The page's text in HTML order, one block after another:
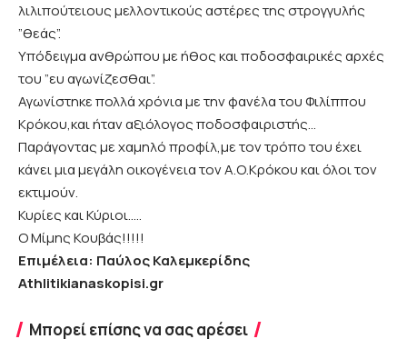
λιλιπούτειους μελλοντικούς αστέρες της στρογγυλής
”θεάς”.
Υπόδειγμα ανθρώπου με ήθος και ποδοσφαιρικές αρχές
του ”ευ αγωνίζεσθαι”.
Αγωνίστηκε πολλά χρόνια με την φανέλα του Φιλίππου
Κρόκου,και ήταν αξιόλογος ποδοσφαιριστής…
Παράγοντας με χαμηλό προφίλ,με τον τρόπο του έχει
κάνει μια μεγάλη οικογένεια τον Α.Ο.Κρόκου και όλοι τον
εκτιμούν.
Κυρίες και Κύριοι…..
Ο Μίμης Κουβάς!!!!!
Επιμέλεια: Παύλος Καλεμκερίδης
Athlitikianaskopisi.gr
Μπορεί επίσης να σας αρέσει